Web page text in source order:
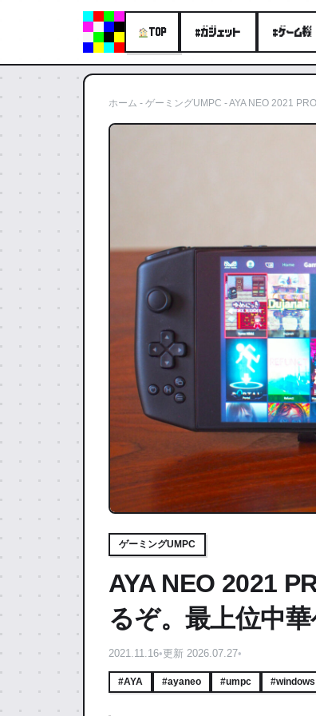
TOP #ガジェット #ゲーム機
ホーム - ゲーミングUMPC -AYA NEO 2021
ゲーミングUMPC
AYA NEO 2021
るぞ。最上位中
2021.11.16• 更新 2026.07.27•
#AYA #ayaneo #umpc #windows